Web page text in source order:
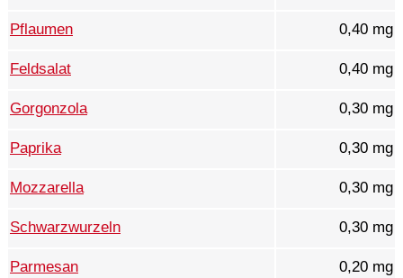
Pflaumen 0,40 mg
Feldsalat 0,40 mg
Gorgonzola 0,30 mg
Paprika 0,30 mg
Mozzarella 0,30 mg
Schwarzwurzeln 0,30 mg
Parmesan 0,20 mg